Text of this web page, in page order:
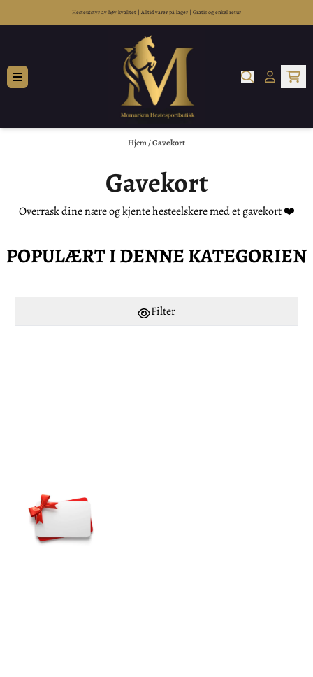
Hopp til innholdHesteutstyr av høy kvalitet | Alltid varer på lager | Gratis og enkel retur
Hjem/Gavekort
Gavekort
Overrask dine nære og kjente hesteelskere med et gavekort ❤️
POPULÆRT I DENNE KATEGORIEN
Filter